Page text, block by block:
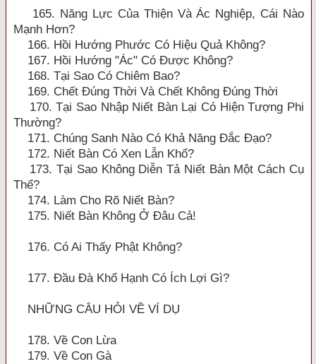
165. Năng Lực Của Thiện Và Ác Nghiệp, Cái Nào
Mạnh Hơn?
166. Hồi Hướng Phước Có Hiệu Quả Không?
167. Hồi Hướng "Ác" Có Được Không?
168. Tại Sao Có Chiêm Bao?
169. Chết Đúng Thời Và Chết Không Đúng Thời
170. Tại Sao Nhập Niết Bàn Lại Có Hiện Tượng Phi
Thường?
171. Chúng Sanh Nào Có Khả Năng Đắc Đạo?
172. Niết Bàn Có Xen Lẫn Khổ?
173. Tại Sao Không Diễn Tả Niết Bàn Một Cách Cụ
Thể?
174. Làm Cho Rõ Niết Bàn?
175. Niết Bàn Không Ở Đâu Cả!
176. Có Ai Thấy Phật Không?
177. Đầu Đà Khổ Hạnh Có Ích Lợi Gì?
NHỮNG CÂU HỎI VỀ VÍ DỤ
178. Về Con Lừa
179. Về Con Gà